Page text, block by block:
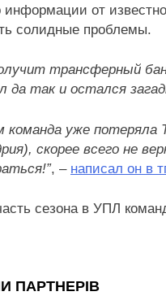
информации от
солидные проблемы.
трансферный
да так и остался
команда уже потеряла
скорее всего не
, – написал он в
сезона в УПЛ